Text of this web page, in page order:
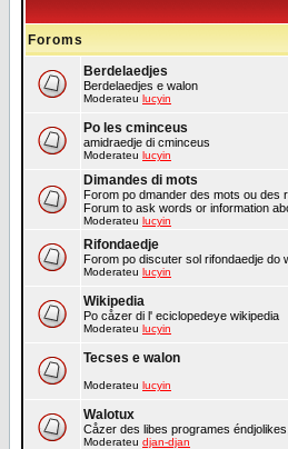
Foroms
Berdelaedjes
Berdelaedjes e walon
Moderateu lucyin
Po les cminceus
amidraedje di cminceus
Moderateu lucyin
Dimandes di mots
Forom po dmander des mots ou des
Forum to ask words or information
Moderateu lucyin
Rifondaedje
Forom po discuter sol rifondaedje do
Moderateu lucyin
Wikipedia
Po cåzer di l' eciclopedeye wikipedia
Moderateu lucyin
Tecses e walon
Moderateu lucyin
Walotux
Cåzer des libes programes
Moderateu djan-djan